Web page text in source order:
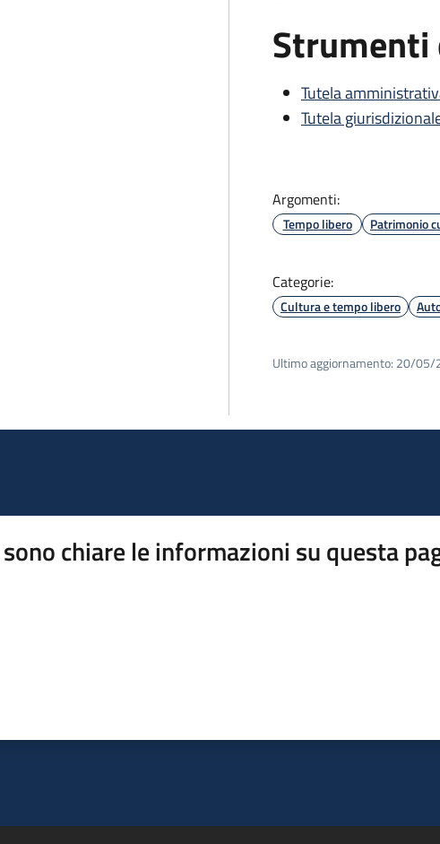
Tutela
Tutela
Argomenti:
Tempo libero Patrimonio
Categorie:
Cultura e tempo libero
Ultimo aggiornamento: 20/05/
chiare le informazioni su questa